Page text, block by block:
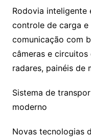
Rodovia inteligente
controle de carga e
comunicação com
câmeras e circuitos
radares, painéis de
Sistema de
moderno
Novas tecnologias